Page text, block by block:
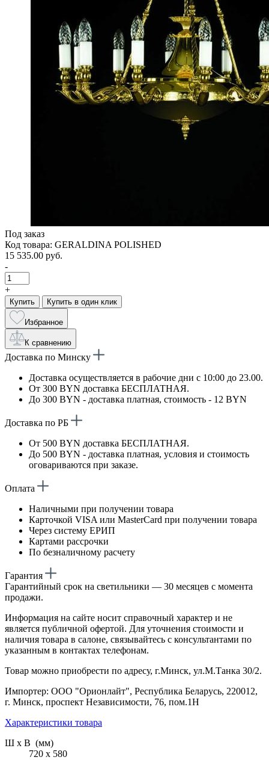
Под заказ
Код товара: GERALDINA POLISHED
15 535.00 руб.
-
+
Купить Купить в один клик
Избранное
К сравнению
Доставка по Минску
Доставка осуществляется в рабочие дни с 10:00 до 23.00.
От 300 BYN доставка БЕСПЛАТНАЯ.
До 300 BYN - доставка платная, стоимость - 12 BYN
Доставка по РБ
От 500 BYN доставка БЕСПЛАТНАЯ.
До 500 BYN - доставка платная, условия и стоимость
оговариваются при заказе.
Оплата
Наличными при получении товара
Карточкой VISA или MasterCard при получении товара
Через систему ЕРИП
Картами рассрочки
По безналичному расчету
Гарантия
Гарантийный срок на светильники — 30 месяцев с момента
продажи.
Информация на сайте носит справочный характер и не
является публичной офертой. Для уточнения стоимости и
наличия товара в салоне, связывайтесь с консультантами по
указанным в контактах телефонам.
Товар можно приобрести по адресу, г.Минск, ул.М.Танка 30/2.
Импортер: ООО "Орионлайт", Республика Беларусь, 220012,
г. Минск, проспект Независимости, 76, пом.1Н
Характеристики товара
Ш х В (мм)
720 х 580